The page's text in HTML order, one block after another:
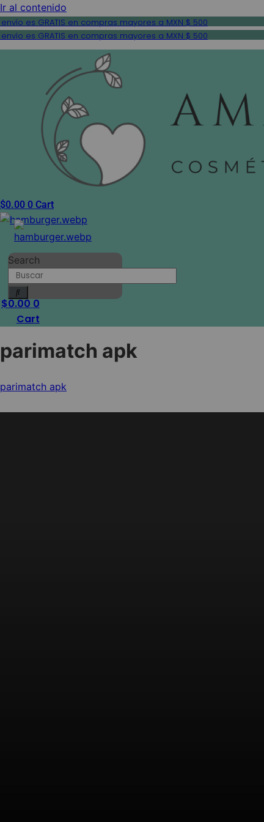
Ir al contenido
envío es GRATIS en compras mayores a MXN $ 500
envío es GRATIS en compras mayores a MXN $ 500
$0.00 0 Cart
Search
$0.000
Cart
parimatch apk
parimatch apk